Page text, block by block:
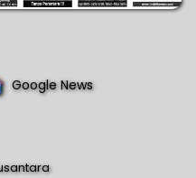
Google News